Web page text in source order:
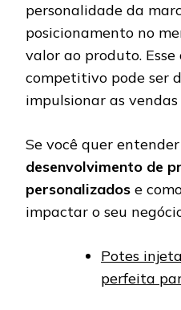
personalidade da
posicionamento no
valor ao produto.
competitivo pode ser
impulsionar as
Se você quer entender
desenvolvimento de
personalizados e
impactar o seu
Potes
perfeita